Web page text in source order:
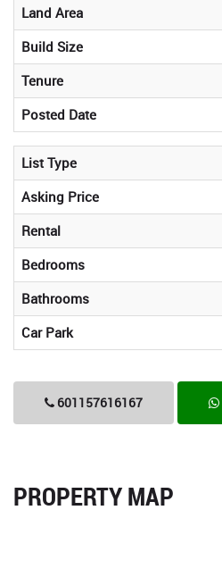
Land Area
Build Size
Tenure
Posted Date
List Type
Asking Price
Rental
Bedrooms
Bathrooms
Car Park
601157616167
PROPERTY MAP